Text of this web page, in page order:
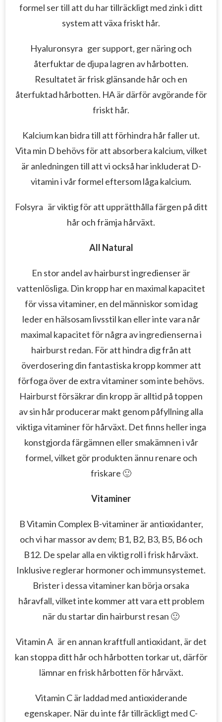
formel ser till att du har tillräckligt med zink i ditt
system att växa friskt hår.
Hyaluronsyra ger support, ger näring och
återfuktar de djupa lagren av hårbotten.
Resultatet är frisk glänsande hår och en
återfuktad hårbotten. HA är därför avgörande för
friskt hår.
Kalcium kan bidra till att förhindra hår faller ut.
Vita min D behövs för att absorbera kalcium, vilket
är anledningen till att vi också har inkluderat D-
vitamin i vår formel eftersom låga kalcium.
Folsyra är viktig för att upprätthålla färgen på ditt
hår och främja hårväxt.
All Natural
En stor andel av hairburst ingredienser är
vattenlösliga. Din kropp har en maximal kapacitet
för vissa vitaminer, en del människor som idag
leder en hälsosam livsstil kan eller inte vara når
maximal kapacitet för några av ingredienserna i
hairburst redan. För att hindra dig från att
överdosering din fantastiska kropp kommer att
förfoga över de extra vitaminer som inte behövs.
Hairburst försäkrar din kropp är alltid på toppen
av sin hår producerar makt genom påfyllning alla
viktiga vitaminer för hårväxt. Det finns heller inga
konstgjorda färgämnen eller smakämnen i vår
formel, vilket gör produkten ännu renare och
friskare 🙂
Vitaminer
B Vitamin Complex B-vitaminer är antioxidanter,
och vi har massor av dem; B1, B2, B3, B5, B6 och
B12. De spelar alla en viktig roll i frisk hårväxt.
Inklusive reglerar hormoner och immunsystemet.
Brister i dessa vitaminer kan börja orsaka
håravfall, vilket inte kommer att vara ett problem
när du startar din hairburst resan 🙂
Vitamin A är en annan kraftfull antioxidant, är det
kan stoppa ditt hår och hårbotten torkar ut, därför
lämnar en frisk hårbotten för hårväxt.
Vitamin C är laddad med antioxiderande
egenskaper. När du inte får tillräckligt med C-